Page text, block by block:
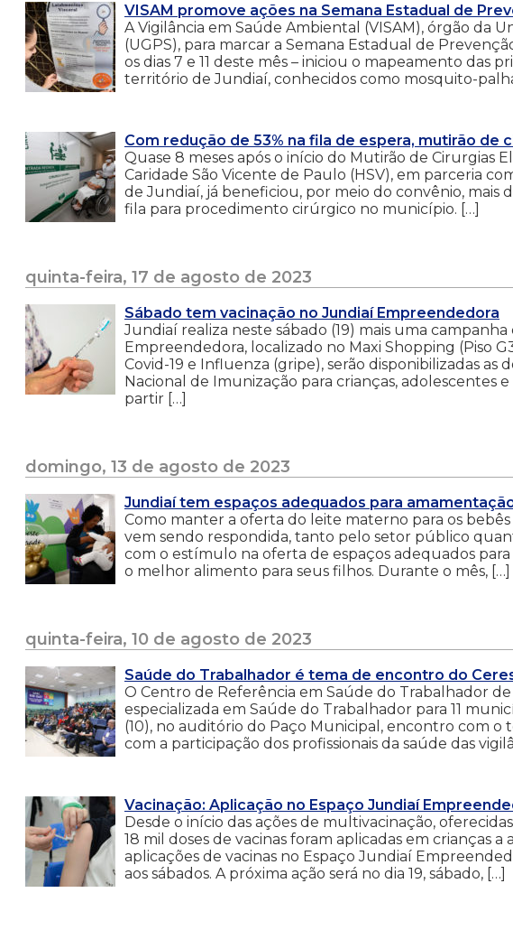
VISAM promove ações na Semana Estadual de
A Vigilância em Saúde Ambiental (VISAM), órgão da
(UGPS), para marcar a Semana Estadual de
os dias 7 e 11 deste mês – iniciou o mapeamento das
território de Jundiaí, conhecidos como mosquito-
Com redução de 53% na fila de espera, mutirão de
Quase 8 meses após o início do Mutirão de Cirurgias
Caridade São Vicente de Paulo (HSV), em parceria
de Jundiaí, já beneficiou, por meio do convênio, mais
fila para procedimento cirúrgico no município. […]
quinta-feira, 17 de agosto de 2023
Sábado tem vacinação no Jundiaí Empreendedora
Jundiaí realiza neste sábado (19) mais uma
Empreendedora, localizado no Maxi Shopping (Piso
Covid-19 e Influenza (gripe), serão disponibilizadas as
Nacional de Imunização para crianças, adolescentes
partir […]
domingo, 13 de agosto de 2023
Jundiaí tem espaços adequados para
Como manter a oferta do leite materno para os
vem sendo respondida, tanto pelo setor público
com o estímulo na oferta de espaços adequados
o melhor alimento para seus filhos. Durante o mês, […]
quinta-feira, 10 de agosto de 2023
Saúde do Trabalhador é tema de encontro do
O Centro de Referência em Saúde do Trabalhador
especializada em Saúde do Trabalhador para 11
(10), no auditório do Paço Municipal, encontro com o
com a participação dos profissionais da saúde das
Vacinação: Aplicação no Espaço Jundiaí
Desde o início das ações de multivacinação,
18 mil doses de vacinas foram aplicadas em crianças a
aplicações de vacinas no Espaço Jundiaí
aos sábados. A próxima ação será no dia 19, sábado, […]